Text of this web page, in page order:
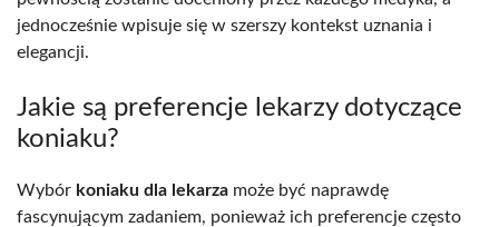
jednocześnie wpisuje się w szerszy kontekst uznania i
elegancji.
Jakie są preferencje lekarzy dotyczące
koniaku?
Wybór koniaku dla lekarza może być naprawdę
fascynującym zadaniem, ponieważ ich preferencje często